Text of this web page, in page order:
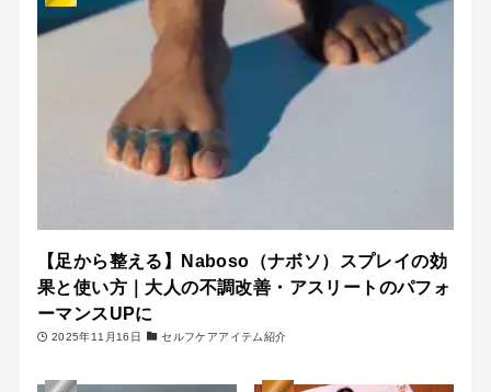
【足から整える】Naboso（ナボソ）スプレイの効
果と使い方｜大人の不調改善・アスリートのパフォ
ーマンスUPに
2025年11月16日 セルフケアアイテム紹介